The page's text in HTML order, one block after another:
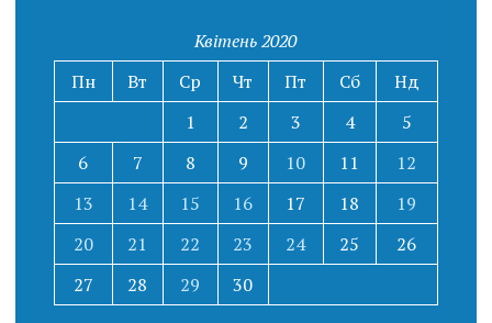
Квітень 2020
Пн
Вт Ср Чт Пт Сб
Нд
1
2 3 4
5
6
7 8 9 10 11
12
13
14 15 16 17 18
19
20
21 22 23 24 25
26
27
28 29 30